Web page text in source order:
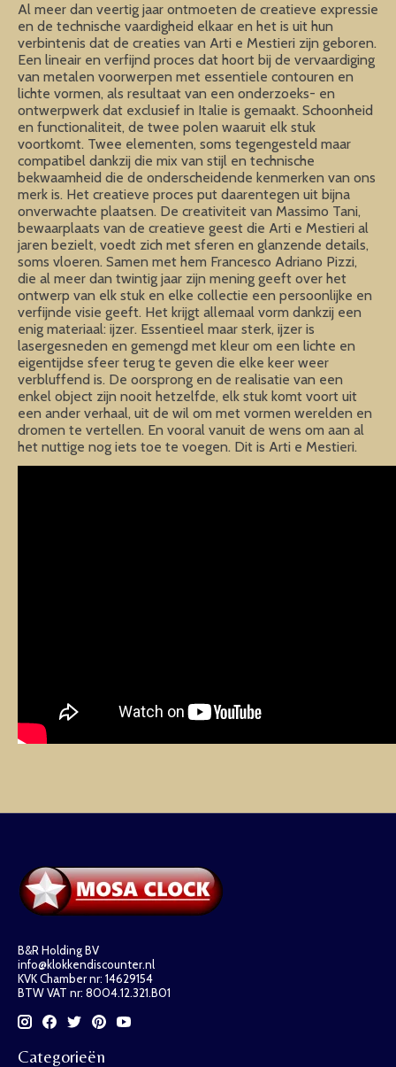
Al meer dan veertig jaar ontmoeten de creatieve expressie
en de technische vaardigheid elkaar en het is uit hun
verbintenis dat de creaties van Arti e Mestieri zijn geboren.
Een lineair en verfijnd proces dat hoort bij de vervaardiging
van metalen voorwerpen met essentiele contouren en
lichte vormen, als resultaat van een onderzoeks- en
ontwerpwerk dat exclusief in Italie is gemaakt. Schoonheid
en functionaliteit, de twee polen waaruit elk stuk
voortkomt. Twee elementen, soms tegengesteld maar
compatibel dankzij die mix van stijl en technische
bekwaamheid die de onderscheidende kenmerken van ons
merk is. Het creatieve proces put daarentegen uit bijna
onverwachte plaatsen. De creativiteit van Massimo Tani,
bewaarplaats van de creatieve geest die Arti e Mestieri al
jaren bezielt, voedt zich met sferen en glanzende details,
soms vloeren. Samen met hem Francesco Adriano Pizzi,
die al meer dan twintig jaar zijn mening geeft over het
ontwerp van elk stuk en elke collectie een persoonlijke en
verfijnde visie geeft. Het krijgt allemaal vorm dankzij een
enig materiaal: ijzer. Essentieel maar sterk, ijzer is
lasergesneden en gemengd met kleur om een lichte en
eigentijdse sfeer terug te geven die elke keer weer
verbluffend is. De oorsprong en de realisatie van een
enkel object zijn nooit hetzelfde, elk stuk komt voort uit
een ander verhaal, uit de wil om met vormen werelden en
dromen te vertellen. En vooral vanuit de wens om aan al
het nuttige nog iets toe te voegen. Dit is Arti e Mestieri.
B&R Holding BV
info@klokkendiscounter.nl
KVK Chamber nr: 14629154
BTW VAT nr: 8004.12.321.B01
Categorieën